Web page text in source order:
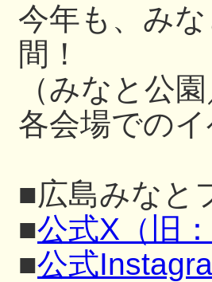
今年も、み
間！
（みなと公
各会場での
■広島みなと
■公式X（旧：
■公式